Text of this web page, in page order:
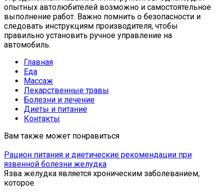
Главная
Еда
Массаж
Лекарственные травы
Болезни и лечение
Диеты и питание
Контакты
Вам также может понравиться
Рацион питания и диетические рекомендации при
язвенной болезни желудка
Язва желудка является хроническим заболеванием,
которое